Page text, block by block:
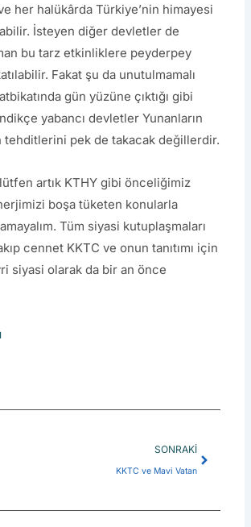
her halükârda Türkiye’nin himayesi
İsteyen diğer devletler de
bu tarz etkinliklere peyderpey
Fakat şu da unutulmamalı
gün yüzüne çıktığı gibi
yabancı devletler Yunanların
tehditlerini pek de takacak değillerdir.
artık KTHY gibi önceliğimiz
boşa tüketen konularla
Tüm siyasi kutuplaşmaları
cennet KKTC ve onun tanıtımı için
siyasi olarak da bir an önce
SONRAKI
KKTC ve Mavi Vatan